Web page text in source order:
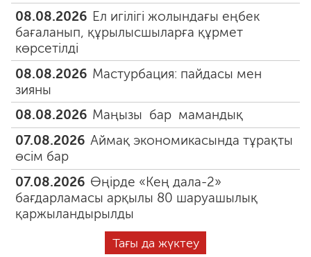
08.08.2026 Ел игілігі жолындағы еңбек
бағаланып, құрылысшыларға құрмет
көрсетілді
08.08.2026 Мастурбация: пайдасы мен
зияны
08.08.2026 Маңызы бар мамандық
07.08.2026 Аймақ экономикасында тұрақты
өсім бар
07.08.2026 Өңірде «Кең дала-2»
бағдарламасы арқылы 80 шаруашылық
қаржыландырылды
Тағы да жүктеу